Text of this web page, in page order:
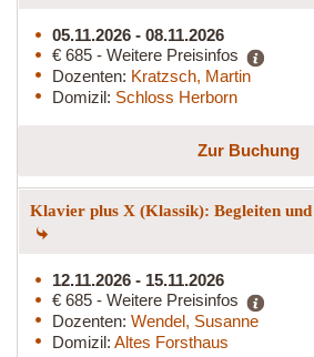
05.11.2026 - 08.11.2026
€ 685 - Weitere Preisinfos
Dozenten: Kratzsch, Martin
Domizil: Schloss Herborn
Zur Buchung
Klavier plus X (Klassik): Begleiten und
12.11.2026 - 15.11.2026
€ 685 - Weitere Preisinfos
Dozenten: Wendel, Susanne
Domizil: Altes Forsthaus